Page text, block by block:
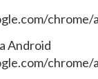
chrome/
Android
chrome/